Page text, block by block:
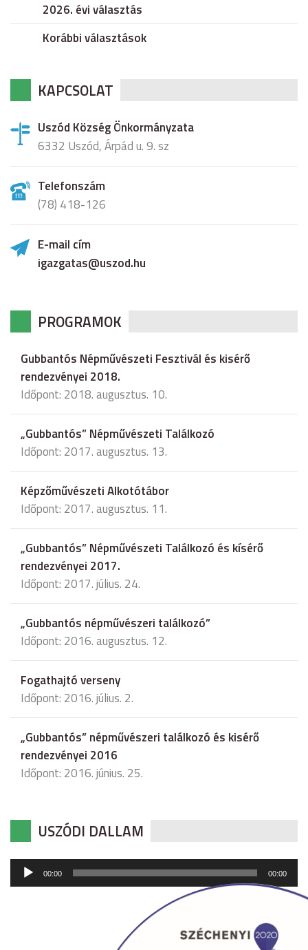
2026. évi választás
Korábbi választások
KAPCSOLAT
Uszód Község Önkormányzata
6332 Uszód, Árpád u. 9. sz
Telefonszám
(78) 418-126
E-mail cím
igazgatas@uszod.hu
PROGRAMOK
Gubbantós Népművészeti Fesztivál és kisérő
rendezvényei 2018.
Időpont: 2018. augusztus. 10.
„Gubbantós” Népművészeti Találkozó
Időpont: 2017. augusztus. 13.
Képzőművészeti Alkotótábor
Időpont: 2017. augusztus. 11.
„Gubbantós” Népművészeti Találkozó és kísérő
rendezvényei 2017.
Időpont: 2017. július. 24.
„Gubbantós népművészeri találkozó”
Időpont: 2016. augusztus. 12.
Fogathajtó verseny
Időpont: 2016. július. 2.
„Gubbantós” népművészeri találkozó és kisérő
rendezvényei 2016
Időpont: 2016. június. 25.
USZÓDI DALLAM
Audió
lejátszó
00:00 00:00